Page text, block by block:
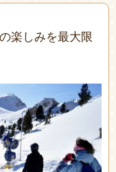
楽しみを最大限